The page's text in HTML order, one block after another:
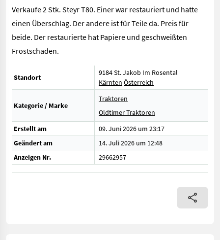
Verkaufe 2 Stk. Steyr T80. Einer war restauriert und hatte
einen Überschlag. Der andere ist für Teile da. Preis für
beide. Der restaurierte hat Papiere und geschweißten
Frostschaden.
Standort
9184 St. Jakob Im Rosental
Kärnten Österreich
Kategorie / Marke
Traktoren
Oldtimer Traktoren
Erstellt am
09. Juni 2026 um 23:17
Geändert am
14. Juli 2026 um 12:48
Anzeigen Nr.
29662957